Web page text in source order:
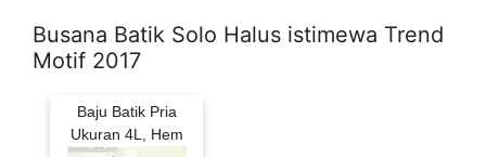
Busana Batik Solo Halus istimewa Trend
Motif 2017
Baju Batik Pria
Ukuran 4L, Hem